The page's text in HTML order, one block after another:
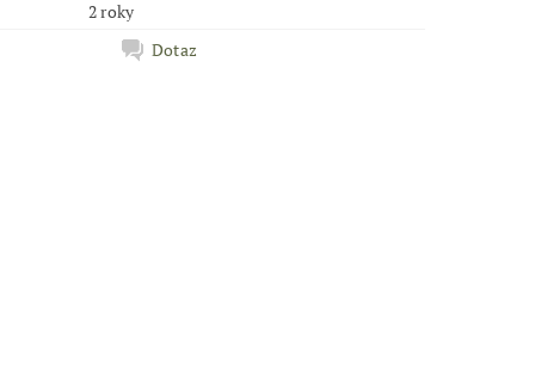
2 roky
Dotaz